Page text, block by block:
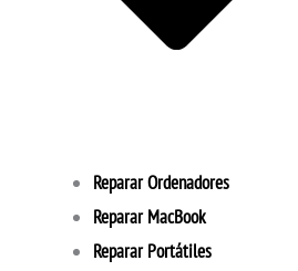
Reparar Ordenadores
Reparar MacBook
Reparar Portátiles